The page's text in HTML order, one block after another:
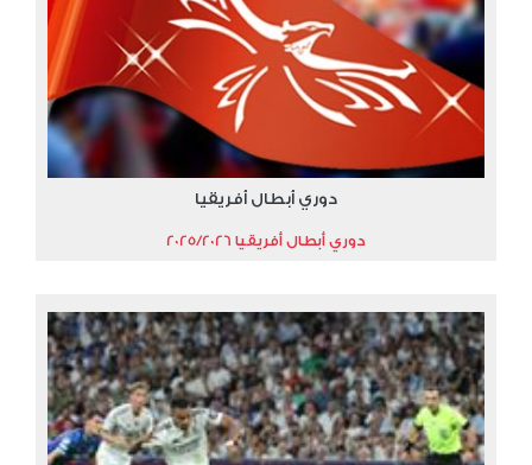
دوري أبطال أفريقيا
دوري أبطال أفريقيا 2025/2026